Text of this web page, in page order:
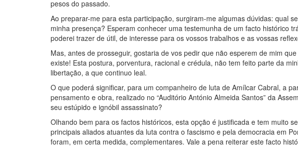
pesos do passado.
Ao preparar-me para esta participação, surgiram-me algumas dúvidas: qual
minha presença? Esperam conhecer uma testemunha de um facto histórico
poderei trazer de útil, de interesse para os vossos trabalhos e as vossas
Mas, antes de prosseguir, gostaria de vos pedir que não esperem de mim
existe! Esta postura, porventura, racional e crédula, não tem feito parte da
libertação, a que continuo leal.
O que poderá significar, para um companheiro de luta de Amílcar Cabral, a
pensamento e obra, realizado no “Auditório António Almeida Santos” da
seu estúpido e ignóbil assassinato?
Olhando bem para os factos históricos, esta opção é justificada e tem muito
principais aliados atuantes da luta contra o fascismo e pela democracia em
foram, em certa medida, complementares. Vale a pena reiterar este facto